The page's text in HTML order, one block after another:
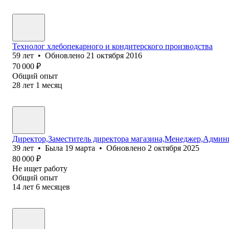
Технолог хлебопекарного и кондитерского производства
59 лет • Обновлено 21 октября 2016
70 000 ₽
Общий опыт
28 лет 1 месяц
Директор,Заместитель директора
39 лет • Была 19 марта • Обновлено 2 октября 2025
80 000 ₽
Не ищет работу
Общий опыт
14 лет 6 месяцев